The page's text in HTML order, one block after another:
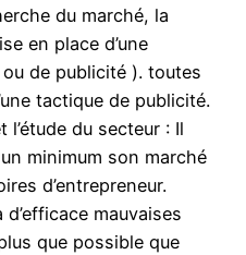
du marché, la
en place d’une
de publicité ). toutes
tactique de publicité.
du secteur : Il
minimum son marché
d’entrepreneur.
mauvaises
que possible que